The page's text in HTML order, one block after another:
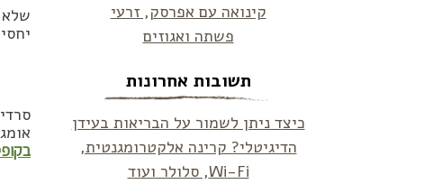
אומגה 3. בארץ אני מוצא בעיקר סרדינים מפורטוגל
קינואה עם אפרסק, זרעי
פשתה ואגוזים
תשובות אחרונות
כיצד ניתן לשמור על הבריאות בעידן
הדיגיטלי? קרינה אלקטרומגנטית,
Wi-Fi, סלולר ועוד